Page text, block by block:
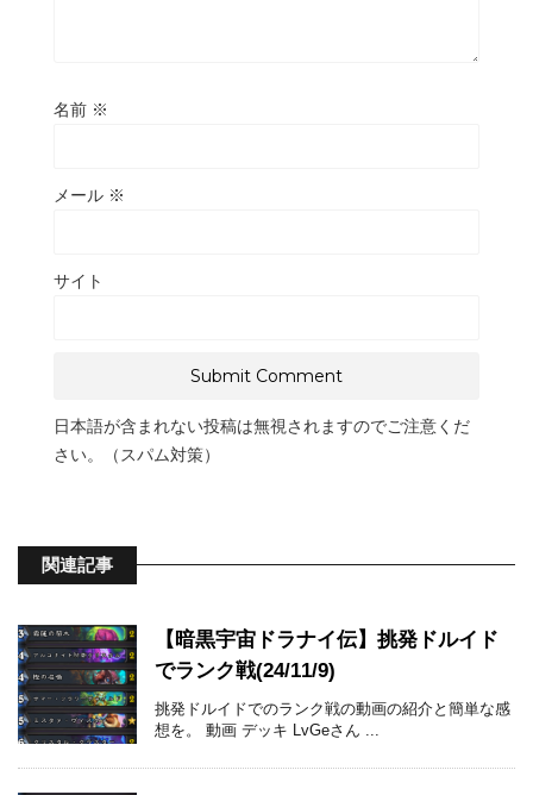
名前 ※
メール ※
サイト
日本語が含まれない投稿は無視されますのでご注意くだ
さい。（スパム対策）
関連記事
【暗黒宇宙ドラナイ伝】挑発ドルイド
でランク戦(24/11/9)
挑発ドルイドでのランク戦の動画の紹介と簡単な感
想を。 動画 デッキ LvGeさん ...